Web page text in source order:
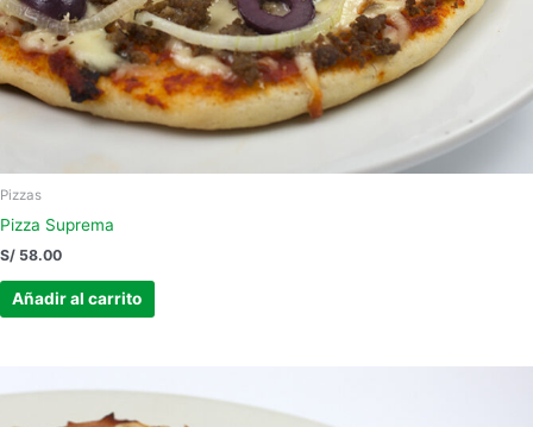
Pizzas
Pizza Suprema
S/ 58.00
Añadir al carrito